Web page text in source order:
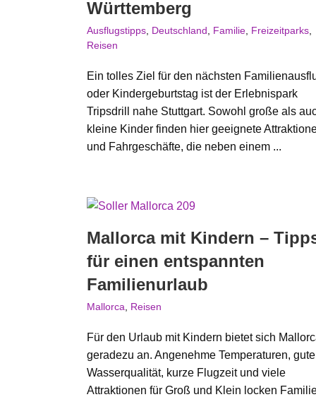
Württemberg
Ausflugstipps Deutschland Familie Freizeitparks
Reisen
Ein tolles Ziel für den nächsten
oder Kindergeburtstag ist der Erlebnispark
Tripsdrill nahe Stuttgart. Sowohl große als
kleine Kinder finden hier geeignete
und Fahrgeschäfte, die neben einem ...
Mallorca mit Kindern –
für einen entspannten
Familienurlaub
Mallorca Reisen
Für den Urlaub mit Kindern bietet sich
geradezu an. Angenehme Temperaturen, gute
Wasserqualität, kurze Flugzeit und viele
Attraktionen für Groß und Klein locken